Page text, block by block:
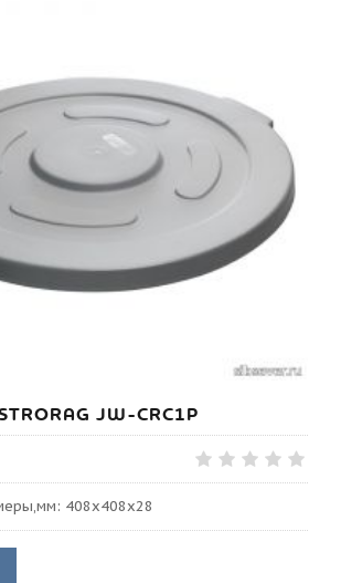
JW-CRC1P
408х408х28